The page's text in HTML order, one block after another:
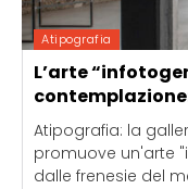
Atipografia
L’arte
Atipografia: la
promuove un'arte
dalle frenesie del